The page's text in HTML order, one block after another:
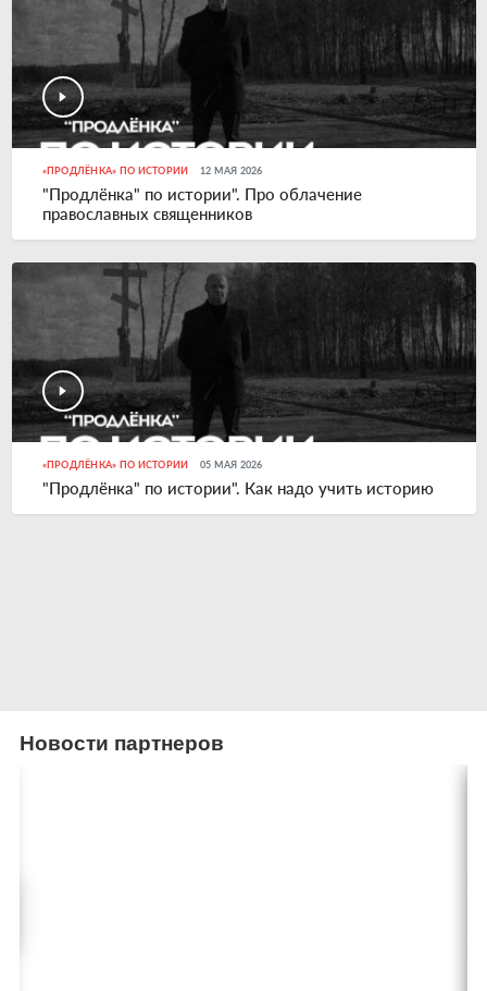
«ПРОДЛЁНКА» ПО ИСТОРИИ 12 МАЯ 2026
"Продлёнка" по истории". Про облачение
православных священников
«ПРОДЛЁНКА» ПО ИСТОРИИ 05 МАЯ 2026
"Продлёнка" по истории". Как надо учить историю
Новости партнеров